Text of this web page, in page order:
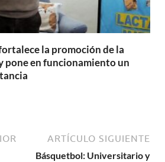
la promoción de la
pone en funcionamiento un
ARTÍCULO SIGUIENTE
Básquetbol: Universitario y